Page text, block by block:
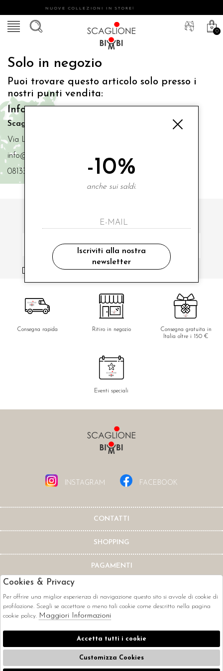
NUOVE COLLEZIONI IN STORE!
0
Solo in negozio
Puoi trovare questo articolo solo presso i
nostri punti vendita:
Info contatti
Scaglione Bimbi di Iacono Maria Angela
Via Luigi Mazzella,73 80077 Ischia
info@scaglionebimbi.com
0813331162
ISCRIVITI ALLA NOSTRA NEWSLETTER
ho letto ed accettato le condizioni sulla privacy.
Consegna rapida Ritiro in negozio
Consegna gratuita in
Italia oltre i 150 €
Eventi speciali
INSTAGRAM FACEBOOK
CONTATTI
SHOPPING
PAGAMENTI
CORRIERI
-10%
anche sui saldi.
Iscriviti alla nostra
newsletter
Cookies & Privacy
Per offrire una miglior esperienza di navigazione questo sito si avvale di cookie di
profilazione. Scegli se accettare o meno tali cookie come descritto nella pagina
cookie policy. Maggiori Informazioni
Accetta tutti i cookie
Customizza Cookies